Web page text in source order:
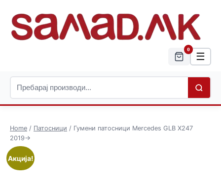
0
☰
Home / Патосници / Гумени патосници Mercedes GLB X247
2019->
Акција!